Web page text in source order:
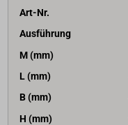
Art-Nr.
Ausführung
M (mm)
L (mm)
B (mm)
H (mm)